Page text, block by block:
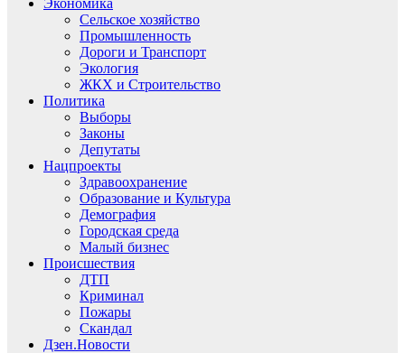
Экономика
Сельское хозяйство
Промышленность
Дороги и Транспорт
Экология
ЖКХ и Строительство
Политика
Выборы
Законы
Депутаты
Нацпроекты
Здравоохранение
Образование и Культура
Демография
Городская среда
Малый бизнес
Происшествия
ДТП
Криминал
Пожары
Скандал
Дзен.Новости